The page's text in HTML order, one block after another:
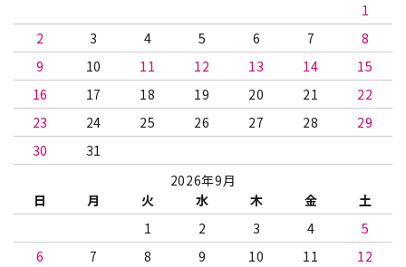
1
2
3 4 5 6 7
8
9
10 11 12 13 14
15
16
17 18 19 20 21
22
23
24 25 26 27 28
29
30
31
2026年9月
日
月 火 水 木 金
土
1
2 3 4
5
6
7 8 9 10 11
12